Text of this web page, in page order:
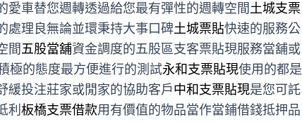
愛車替您週轉透過給您最有彈性的週轉空間 土城支票
處理良無論並環秉持大事口碑土城票貼快速的服務公
間 五股當舖資金調度的五股區支客票貼現服務當舖或
極的態度最方便進行的測試永和支票貼現使用的都是
緩投注莊家或閒家的協助客戶中和支票貼現是您可託
利 板橋支票借款用有價值的物品當作當鋪借錢抵押品